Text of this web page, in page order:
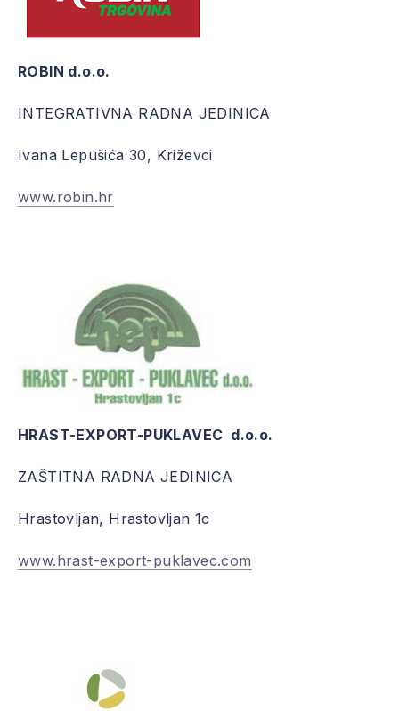
ROBIN d.o.o.
INTEGRATIVNA RADNA JEDINICA
Ivana Lepušića 30, Križevci
www.robin.hr
HRAST-EXPORT-PUKLAVEC d.o.o.
ZAŠTITNA RADNA JEDINICA
Hrastovljan, Hrastovljan 1c
www.hrast-export-puklavec.com